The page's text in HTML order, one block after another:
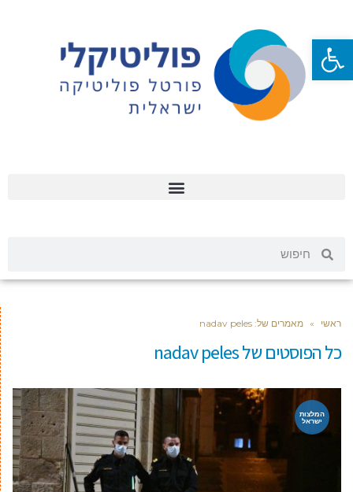
ראשי » מאמרים של: nadav peles
כל הפוסטים שלnadav peles
המלצות
ישראל
פתח סרגל נגישות